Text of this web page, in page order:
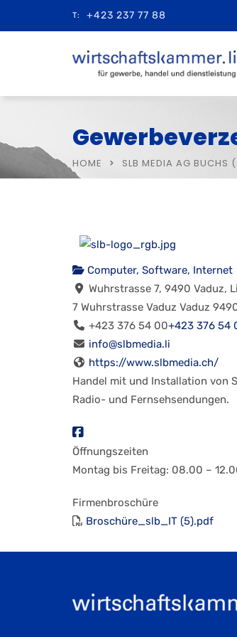
T: +423 237 77 88
HOME SLB MEDIA AG BUCHS
Computer, Software, Internet
Wuhrstrasse 7, 9490 Vaduz,
7 Wuhrstrasse Vaduz Vaduz
+423 376 54 00+423 376 54
info@slbmedia.li
https://www.slbmedia.ch/
Handel mit und Installation von
Radio- und Fernsehsendungen.
Öffnungszeiten
Montag bis Freitag: 08.00 –
Firmenbroschüre
Broschüre_slb_IT (5).pdf